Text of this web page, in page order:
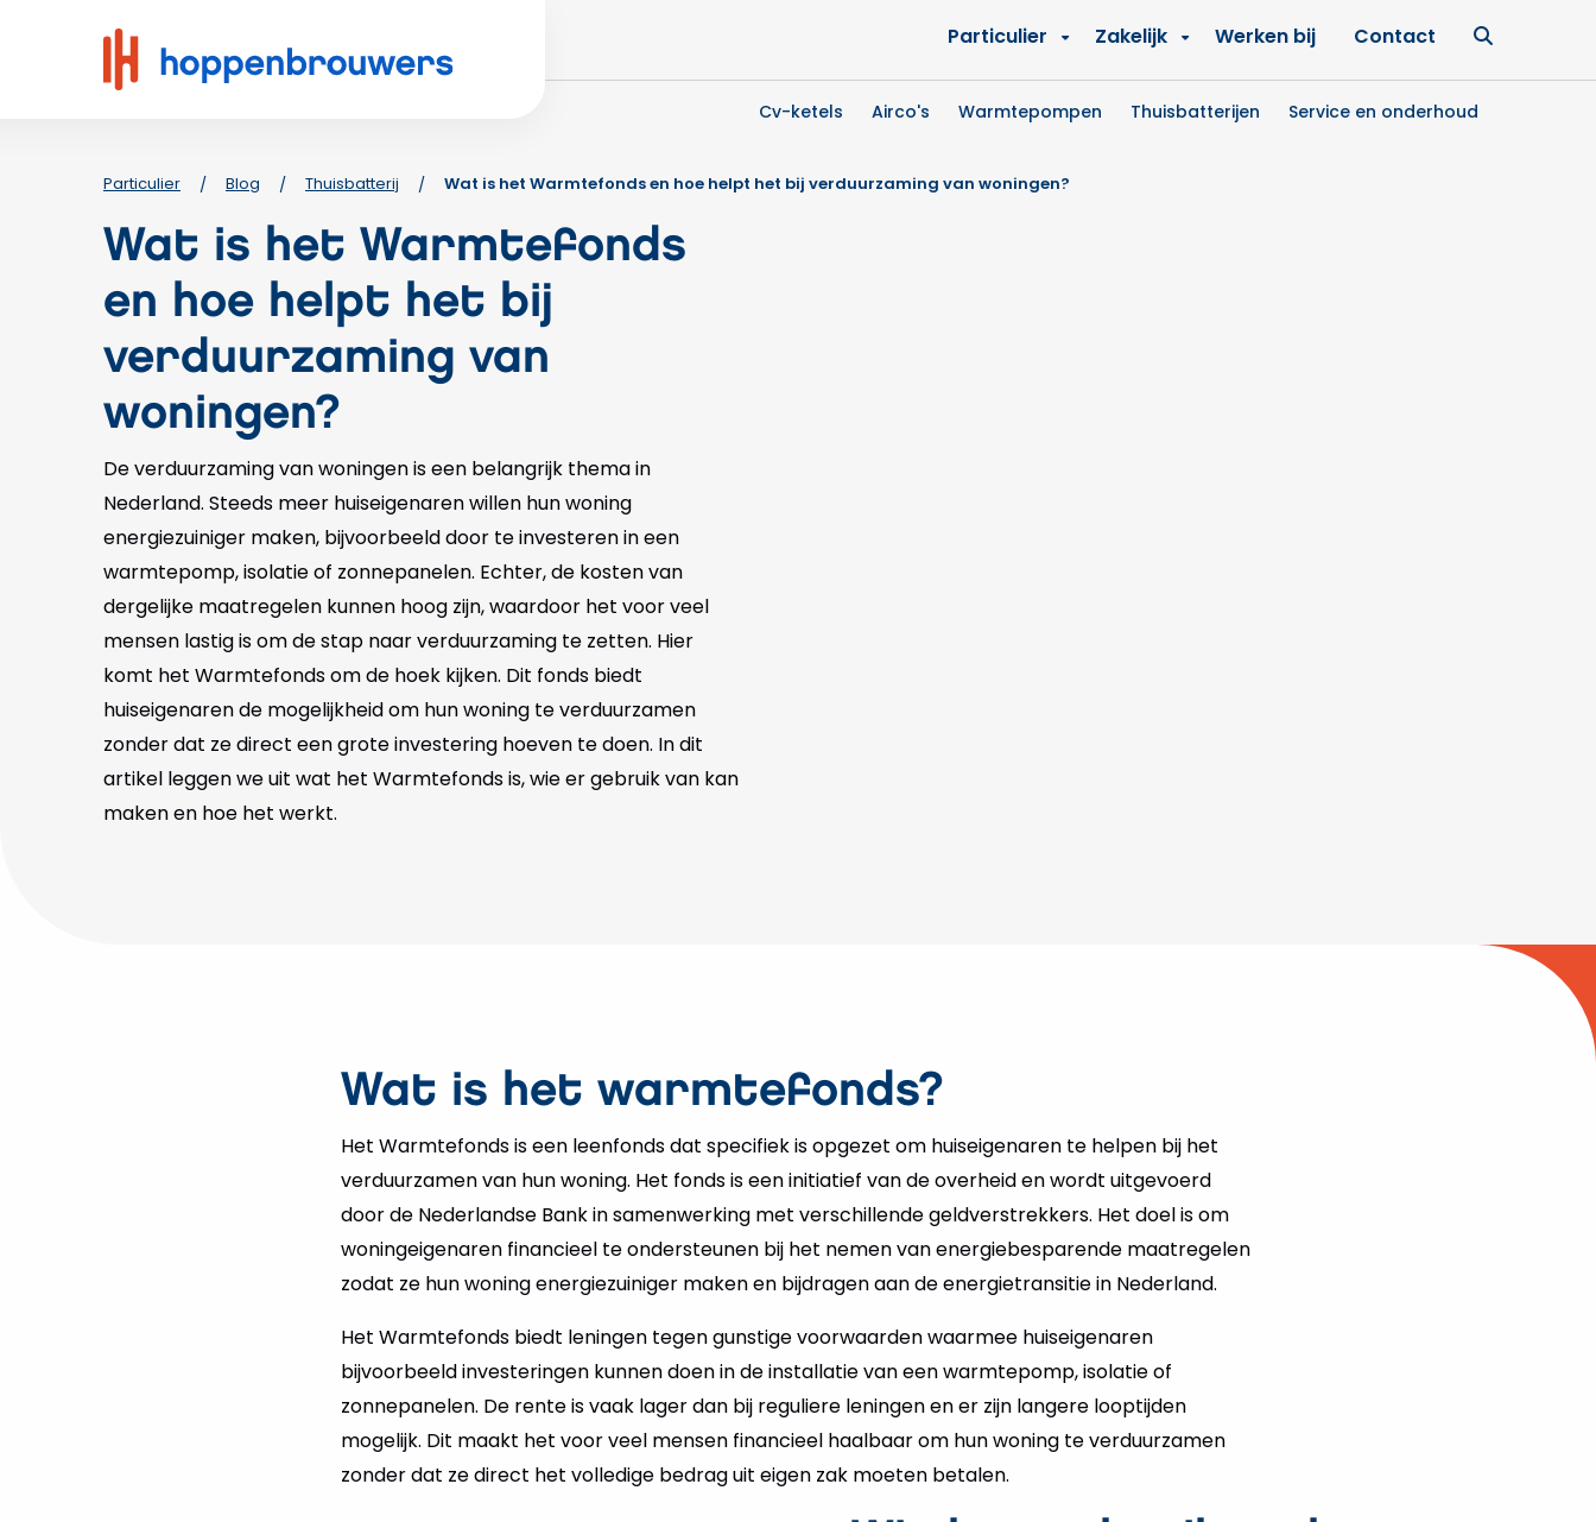
Hoppenbrouwers
Waar
Particulier Zakelijk Werken bij Contact
Cv-ketels Airco's Warmtepompen Thuisbatterijen Service en onderhoud
Particulier / Blog / Thuisbatterij / Wat is het Warmtefonds en hoe helpt het bij verduurzaming van woningen?
Wat is het Warmtefonds
en hoe helpt het bij
verduurzaming van
woningen?
De verduurzaming van woningen is een belangrijk thema in
Nederland. Steeds meer huiseigenaren willen hun woning
energiezuiniger maken, bijvoorbeeld door te investeren in een
warmtepomp, isolatie of zonnepanelen. Echter, de kosten van
dergelijke maatregelen kunnen hoog zijn, waardoor het voor veel
mensen lastig is om de stap naar verduurzaming te zetten. Hier
komt het Warmtefonds om de hoek kijken. Dit fonds biedt
huiseigenaren de mogelijkheid om hun woning te verduurzamen
zonder dat ze direct een grote investering hoeven te doen. In dit
artikel leggen we uit wat het Warmtefonds is, wie er gebruik van kan
maken en hoe het werkt.
Wat is het warmtefonds?
Het Warmtefonds is een leenfonds dat specifiek is opgezet om huiseigenaren te helpen bij het
verduurzamen van hun woning. Het fonds is een initiatief van de overheid en wordt uitgevoerd
door de Nederlandse Bank in samenwerking met verschillende geldverstrekkers. Het doel is om
woningeigenaren financieel te ondersteunen bij het nemen van energiebesparende maatregelen
zodat ze hun woning energiezuiniger maken en bijdragen aan de energietransitie in Nederland.
Het Warmtefonds biedt leningen tegen gunstige voorwaarden waarmee huiseigenaren
bijvoorbeeld investeringen kunnen doen in de installatie van een warmtepomp, isolatie of
zonnepanelen. De rente is vaak lager dan bij reguliere leningen en er zijn langere looptijden
mogelijk. Dit maakt het voor veel mensen financieel haalbaar om hun woning te verduurzamen
zonder dat ze direct het volledige bedrag uit eigen zak moeten betalen.